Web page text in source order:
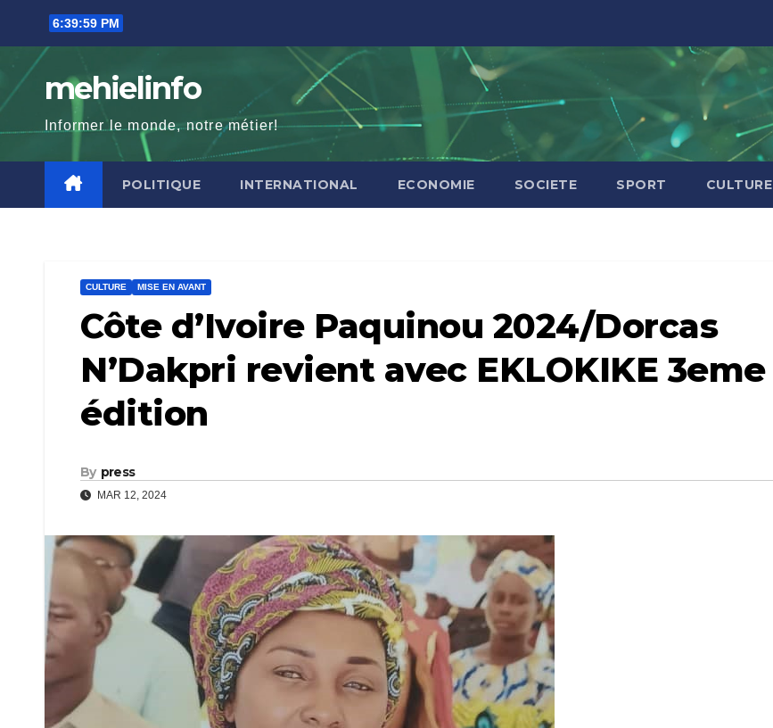
content
6:40:00 PM
mehielinfo
Informer le monde, notre métier!
POLITIQUE INTERNATIONAL ECONOMIE SOCIETE SPORT CULTURE
CULTURE MISE EN AVANT
Côte d’Ivoire Paquinou 2024/Dorcas
N’Dakpri revient avec EKLOKIKE 3eme
édition
By press
MAR 12, 2024